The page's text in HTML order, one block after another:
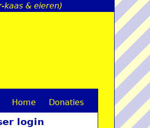
kaas & eieren)
Home Donaties
login